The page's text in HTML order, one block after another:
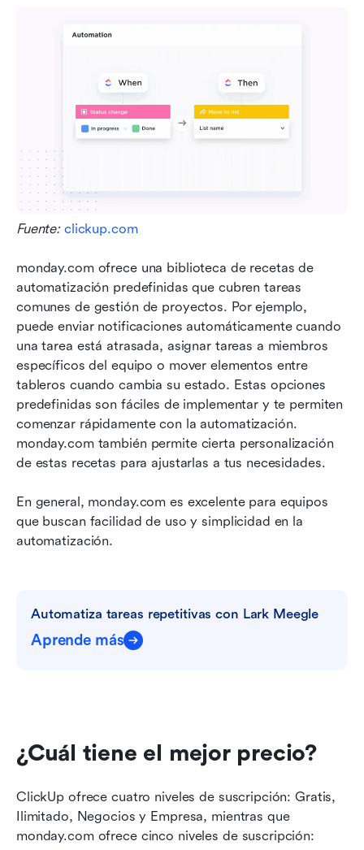
Fuente: clickup.com
monday.com ofrece una biblioteca de recetas de
automatización predefinidas que cubren tareas
comunes de gestión de proyectos. Por ejemplo,
puede enviar notificaciones automáticamente cuando
una tarea está atrasada, asignar tareas a miembros
específicos del equipo o mover elementos entre
tableros cuando cambia su estado. Estas opciones
predefinidas son fáciles de implementar y te permiten
comenzar rápidamente con la automatización.
monday.com también permite cierta personalización
de estas recetas para ajustarlas a tus necesidades.
En general, monday.com es excelente para equipos
que buscan facilidad de uso y simplicidad en la
automatización.
Automatiza tareas repetitivas con Lark Meegle
Aprende más
¿Cuál tiene el mejor precio?
ClickUp ofrece cuatro niveles de suscripción: Gratis,
Ilimitado, Negocios y Empresa, mientras que
monday.com ofrece cinco niveles de suscripción: